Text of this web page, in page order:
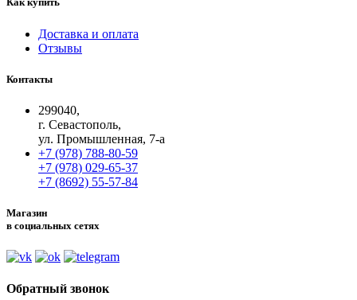
Доставка и оплата
Отзывы
Контакты
299040,
г. Севастополь,
ул. Промышленная, 7-а
+7 (978) 788-80-59
+7 (978) 029-65-37
+7 (8692) 55-57-84
Магазин
в социальных сетях
Обратный звонок